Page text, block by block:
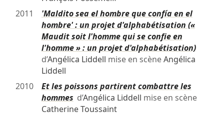
2011
'Maldito sea el hombre que confía en el
hombre' : un projet d'alphabétisation («
Maudit soit l'homme qui se confie en
l'homme » : un projet d'alphabétisation)
d’Angélica Liddell mise en scèneAngélica
Liddell
2010
Et les poissons partirent combattre les
hommes d’Angélica Liddell mise en scène
Catherine Toussaint